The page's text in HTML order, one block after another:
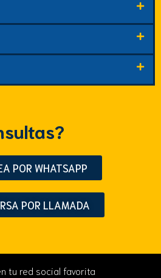
POR WHATSAPP
POR LLAMADA
tu red social favorita